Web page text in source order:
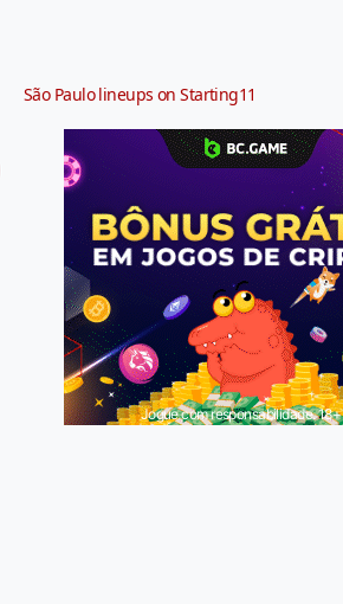
São Paulo lineups on Starting11
Jogue com responsabilidade. 18+